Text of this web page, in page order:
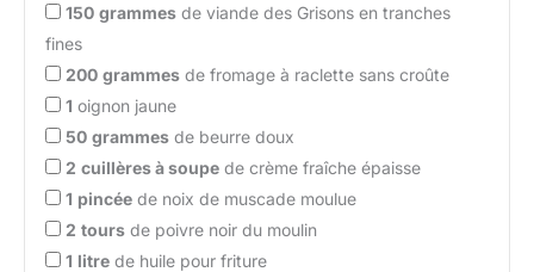
150 grammes de viande des Grisons en tranches
fines
200 grammes de fromage à raclette sans croûte
1 oignon jaune
50 grammes de beurre doux
2 cuillères à soupe de crème fraîche épaisse
1 pincée de noix de muscade moulue
2 tours de poivre noir du moulin
1 litre de huile pour friture